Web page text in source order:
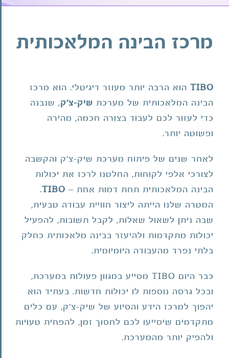
מרכז הבינה המלאכותית
TIBOהוא הרבה יותר מעוזר דיגיטלי. הוא מרכז
הבינה המלאכותית של מערכת שיק-צ'ק, שנבנה
כדי לעזור לכם לעבוד בצורה חכמה, מהירה
ופשוטה יותר.
לאחר שנים של פיתוח מערכת שיק-צ'ק והקשבה
לצורכי אלפי לקוחות, החלטנו לרכז את יכולות
הבינה המלאכותית תחת דמות אחת – TIBO
.
המטרה שלנו הייתה ליצור חוויית עבודה טבעית,
שבה ניתן לשאול שאלות, לקבל תשובות, להפעיל
יכולות מתקדמות ולהיעזר בבינה מלאכותית כחלק
בלתי נפרד מהעבודה היומיומית.
כבר היום TIBO מסייע במגוון פעולות במערכת,
ובכל גרסה נוספות לו יכולות חדשות. בעתיד הוא
יהפוך למרכז הידע והסיוע של שיק-צ'ק, עם כלים
מתקדמים שיסייעו לכם לחסוך זמן, להפחית טעויות
ולהפיק יותר מהמערכת.